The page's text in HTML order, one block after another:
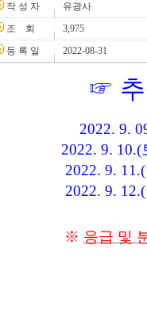
작 성 자
유광사
조 회
3,975
등 록 일
2022-08-31
☞
2022. 9.
2022. 9. 10.(
2022. 9. 11.(
2022. 9. 12.(
※ 응급 및